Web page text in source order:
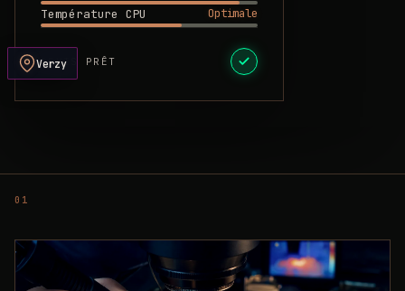
Température CPU
Optimale
DEVIS PRÊT
Verzy